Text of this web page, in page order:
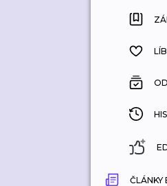
ČLÁNKY